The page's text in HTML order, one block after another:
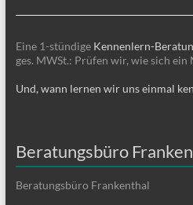
Eine 1-stündige Kennenlern-
ges. MWSt.: Prüfen wir, wie sich
Und, wann lernen wir uns einmal
Beratungsbüro
Beratungsbüro Frankenthal